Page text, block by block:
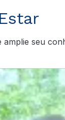
amplie seu